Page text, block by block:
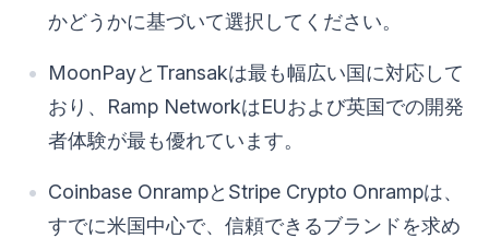
かどうかに基づいて選択してください。
MoonPayとTransakは最も幅広い国に対応して
おり、Ramp NetworkはEUおよび英国での開発
者体験が最も優れています。
Coinbase OnrampとStripe Crypto Onrampは、
すでに米国中心で、信頼できるブランドを求め